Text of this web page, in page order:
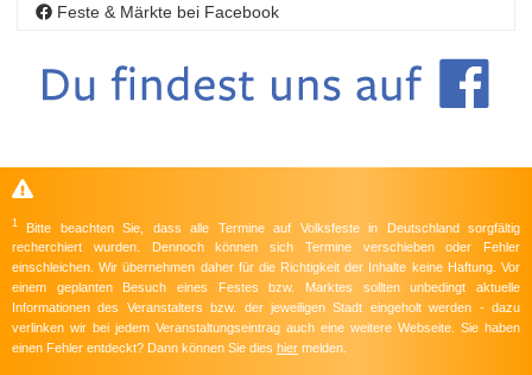
Feste & Märkte bei Facebook
1
Bitte beachten Sie, dass alle Termine auf Volksfeste in Deutschland sorgfältig
recherchiert wurden. Dennoch können sich Termine verschieben oder Fehler
einschleichen. Wir übernehmen daher für die Richtigkeit der Inhalte keine Haftung. Vor
einem geplanten Besuch eines Festes bzw. Marktes sollten unbedingt aktuelle
Informationen des Veranstalters bzw. der jeweiligen Stadt eingeholt werden - dazu
verlinken wir bei jedem Veranstaltungseintrag auch eine weitere Webseite. Sie haben
einen Fehler entdeckt? Dann können Sie dies hier melden.